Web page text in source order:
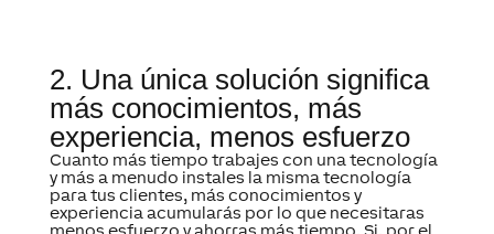
2. Una única solución significa
más conocimientos, más
experiencia, menos esfuerzo
Cuanto más tiempo trabajes con una tecnología
y más a menudo instales la misma tecnología
para tus clientes, más conocimientos y
experiencia acumularás por lo que necesitaras
menos esfuerzo y ahorras más tiempo. Si, por el